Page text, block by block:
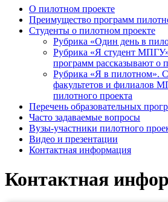
О пилотном проекте
Преимущество программ
Студенты о пилотном проекте
Рубрика «Один день в
Рубрика «Я студент
программ рассказывают о
Рубрика «Я в пилотном».
факультетов и филиалов
пилотного проекта
Перечень образовательных
Часто задаваемые вопросы
Вузы-участники пилотного
Видео и презентации
Контактная информация
Контактная